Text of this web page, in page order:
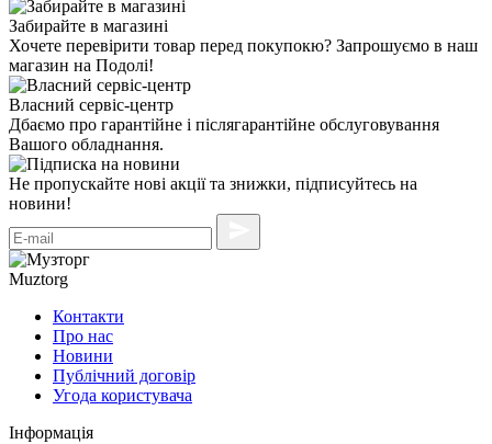
Забирайте в магазині
Хочете перевірити товар перед покупокю? Запрошуємо в наш
магазин на Подолі!
Власний сервіс-центр
Дбаємо про гарантійне і післягарантійне обслуговування
Вашого обладнання.
Не пропускайте нові акції та знижки, підписуйтесь на
новини!
Muztorg
Контакти
Про нас
Новини
Публічний договір
Угода користувача
Інформація